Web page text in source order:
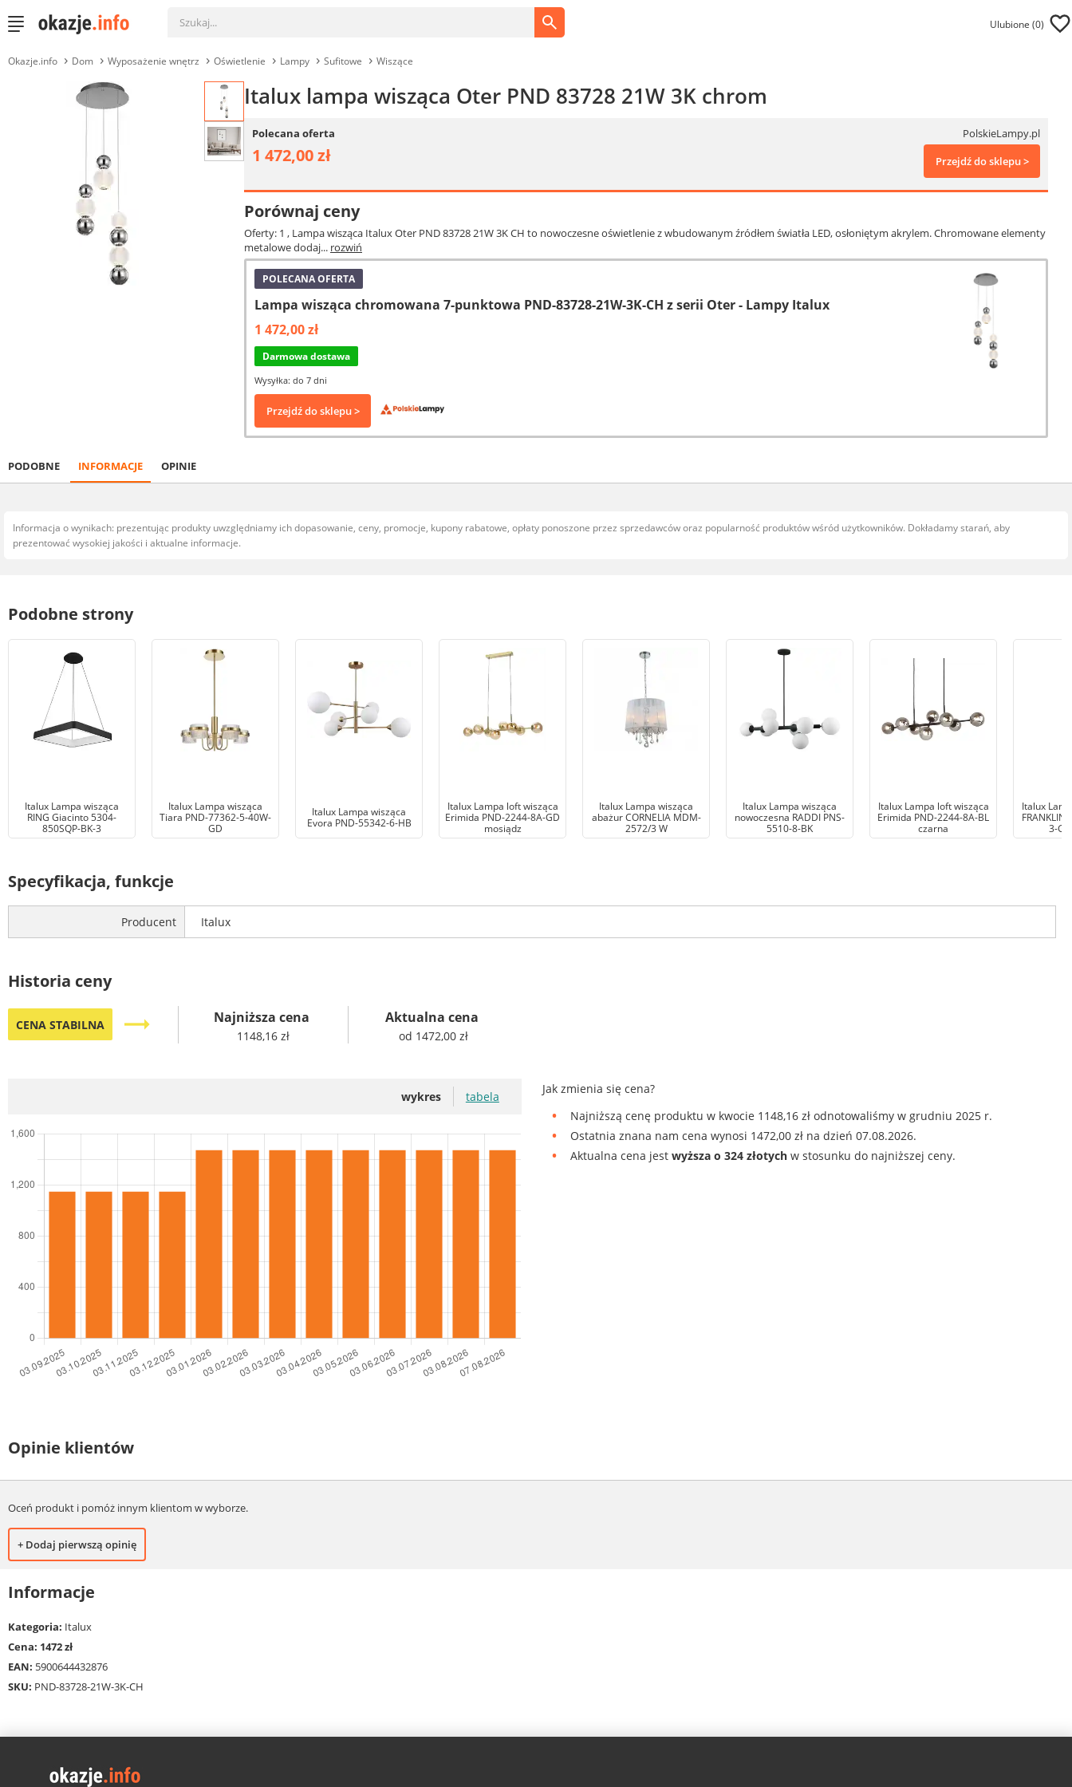
Ulubione (0)
Okazje.info Dom Wyposażenie wnętrz Oświetlenie Lampy Sufitowe Wiszące
Italux lampa wisząca Oter PND 83728 21W 3K chrom
Polecana oferta PolskieLampy.pl
1 472,00 zł Przejdź do sklepu >
Porównaj ceny
Oferty: 1 , Lampa wisząca Italux Oter PND 83728 21W 3K CH to nowoczesne oświetlenie z wbudowanym źródłem światła LED, osłoniętym akrylem. Chromowane elementy
metalowe dodaj... rozwiń
POLECANA OFERTA
Lampa wisząca chromowana 7-punktowa PND-83728-21W-3K-CH z serii Oter - Lampy Italux
1 472,00 zł
Darmowa dostawa
Wysyłka: do 7 dni
Przejdź do sklepu >
PODOBNE INFORMACJE OPINIE
Informacja o wynikach: prezentując produkty uwzględniamy ich dopasowanie, ceny, promocje, kupony rabatowe, opłaty ponoszone przez sprzedawców oraz popularność produktów wśród użytkowników. Dokładamy starań, aby
prezentować wysokiej jakości i aktualne informacje.
Podobne strony
Italux Lampa wisząca
RING Giacinto 5304-
850SQP-BK-3
Italux Lampa wisząca
Tiara PND-77362-5-40W-
GD
Italux Lampa wisząca
Evora PND-55342-6-HB
Italux Lampa loft wisząca
Erimida PND-2244-8A-GD
mosiądz
Italux Lampa wisząca
abażur CORNELIA MDM-
2572/3 W
Italux Lampa wisząca
nowoczesna RADDI PNS-
5510-8-BK
Italux Lampa loft wisząca
Erimida PND-2244-8A-BL
czarna
Italux
FRANKLIN
3-
Specyfikacja, funkcje
Producent Italux
Historia ceny
CENA STABILNA trending_flat Najniższa cena
1148,16 zł
Aktualna cena
od 1472,00 zł
wykres tabela
Jak zmienia się cena?
Najniższą cenę produktu w kwocie 1148,16 zł odnotowaliśmy w grudniu 2025 r.
Ostatnia znana nam cena wynosi 1472,00 zł na dzień 07.08.2026.
Aktualna cena jestwyższa o 324 złotych w stosunku do najniższej ceny.
Opinie klientów
Oceń produkt i pomóż innym klientom w wyborze.
+ Dodaj pierwszą opinię
Informacje
Kategoria: Italux
Cena: 1472 zł
EAN: 5900644432876
SKU: PND-83728-21W-3K-CH